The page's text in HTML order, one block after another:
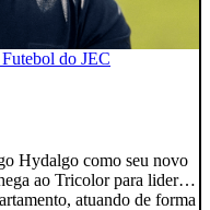
do JEC
Hydalgo como seu novo
ao Tricolor para liderar
atuando de forma